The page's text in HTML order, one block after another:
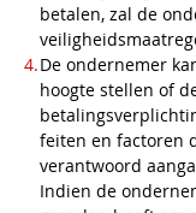
betalen, zal de
De ondernemer
hoogte stellen of
feiten en factoren
verantwoord
Indien de